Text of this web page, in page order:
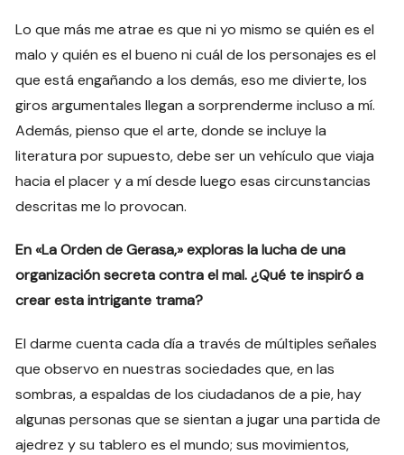
Lo que más me atrae es que ni yo mismo se quién es el
malo y quién es el bueno ni cuál de los personajes es el
que está engañando a los demás, eso me divierte, los
giros argumentales llegan a sorprenderme incluso a mí.
Además, pienso que el arte, donde se incluye la
literatura por supuesto, debe ser un vehículo que viaja
hacia el placer y a mí desde luego esas circunstancias
descritas me lo provocan.
En «La Orden de Gerasa,» exploras la lucha de una
organización secreta contra el mal. ¿Qué te inspiró a
crear esta intrigante trama?
El darme cuenta cada día a través de múltiples señales
que observo en nuestras sociedades que, en las
sombras, a espaldas de los ciudadanos de a pie, hay
algunas personas que se sientan a jugar una partida de
ajedrez y su tablero es el mundo; sus movimientos,